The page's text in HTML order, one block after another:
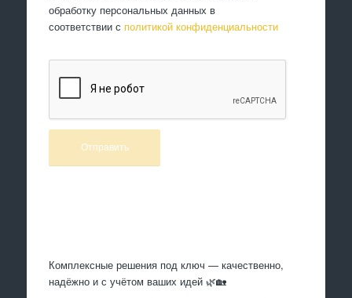
обработку персональных данных в
соответствии с политикой конфиденциальности
Комплексные решения под ключ — качественно,
надёжно и с учётом ваших идей 🌿🏡